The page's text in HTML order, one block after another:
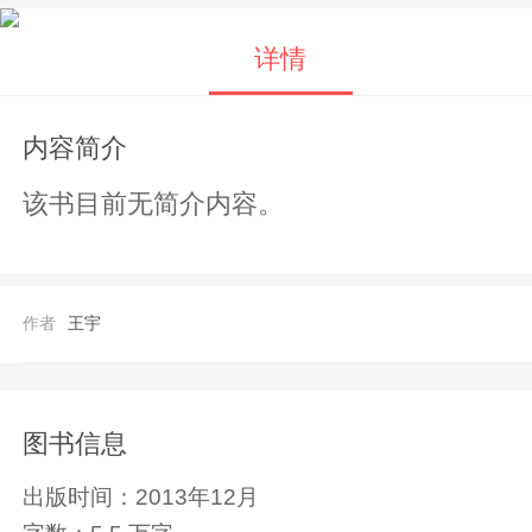
详情
内容简介
该书目前无简介内容。
作者 王宇
图书信息
出版时间： 2013年12月